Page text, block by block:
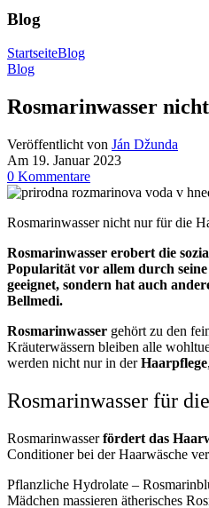
Blog
StartseiteBlog
Blog
Rosmarinwasser
Veröffentlicht von Ján Džunda
Am 19. Januar 2023
0 Kommentare
Rosmarinwasser nicht nur für die
Rosmarinwasser erobert die
Popularität vor allem durch
geeignet, sondern hat auch
Bellmedi.
Rosmarinwasser gehört zu den
Kräuterwässern bleiben alle
werden nicht nur in derHaarpflege
Rosmarinwasser für
Rosmarinwasserfördert das
Conditioner bei der Haarwäsche
Pflanzliche Hydrolate –
Mädchen massieren ätherisches